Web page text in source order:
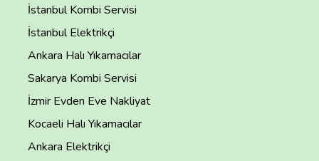
İstanbul Kombi Servisi
İstanbul Elektrikçi
Ankara Halı Yıkamacılar
Sakarya Kombi Servisi
İzmir Evden Eve Nakliyat
Kocaeli Halı Yıkamacılar
Ankara Elektrikçi